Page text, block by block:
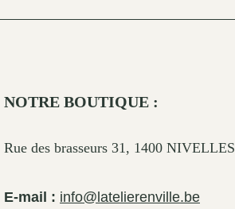
NOTRE BOUTIQUE :
Rue des brasseurs 31, 1400 NIVELLES
E-mail : info@latelierenville.be